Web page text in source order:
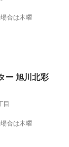
合は木曜
ー 旭川北彩
目
合は木曜